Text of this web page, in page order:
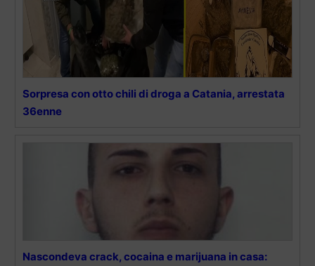
Sorpresa con otto chili di droga a Catania, arrestata
36enne
Nascondeva crack, cocaina e marijuana in casa: